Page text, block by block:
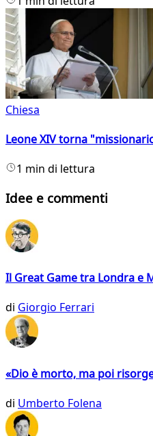
Chiesa
Leone XIV torna
1 min di lettura
Idee e commenti
Il Great Game tra Londra e
di Giorgio Ferrari
«Dio è morto, ma poi
di Umberto Folena